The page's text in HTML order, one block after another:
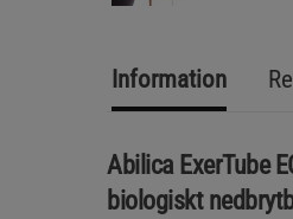
Information
Abilica ExerTube
biologiskt